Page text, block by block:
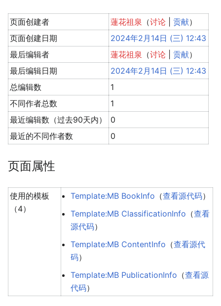
页面创建者 蓮花祖泉 （讨论 |贡献）
页面创建日期
2024年2月14日 (三) 12:43
最后编辑者
蓮花祖泉 （讨论 |贡献）
最后编辑日期
2024年2月14日 (三) 12:43
总编辑数
1
不同作者总数
1
最近编辑数（过去90天内）
0
最近的不同作者数
0
页面属性
使用的模板
（4）
Template:MB BookInfo （查看源代码）
Template:MB ClassificationInfo （查看
源代码）
Template:MB ContentInfo （查看源代
码）
Template:MB PublicationInfo （查看源
代码）